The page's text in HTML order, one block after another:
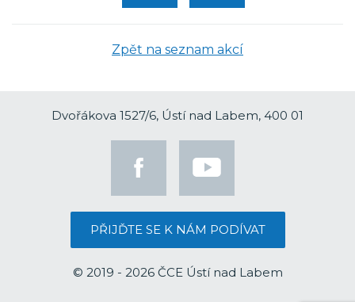
Zpět na seznam akcí
Dvořákova 1527/6, Ústí nad Labem, 400 01
PŘIJĎTE SE K NÁM PODÍVAT
© 2019 - 2026 ČCE Ústí nad Labem